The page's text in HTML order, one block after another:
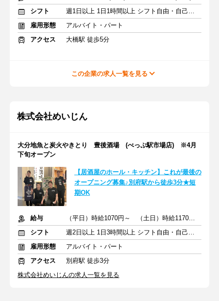
シフト
週1日以上 1日1時間以上 シフト自由・自己申告
雇用形態
アルバイト・パート
アクセス
大橋駅 徒歩5分
この企業の求人一覧を見る
株式会社めいじん
大分地魚と炭火やきとり 豊後酒場 (べっぷ駅市場店) ※4月
下旬オープン
【居酒屋のホール・キッチン】これが最後の
オープニング募集♪別府駅から徒歩3分★短
期OK
給与
（平日）時給1070円～ （土日）時給1170円～ ※交通費支給
シフト
週2日以上 1日3時間以上 シフト自由・自己申告
雇用形態
アルバイト・パート
アクセス
別府駅 徒歩3分
株式会社めいじんの求人一覧を見る